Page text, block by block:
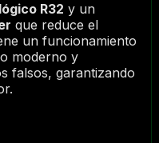
R32 y un
que reduce el
un funcionamiento
moderno y
falsos, garantizando